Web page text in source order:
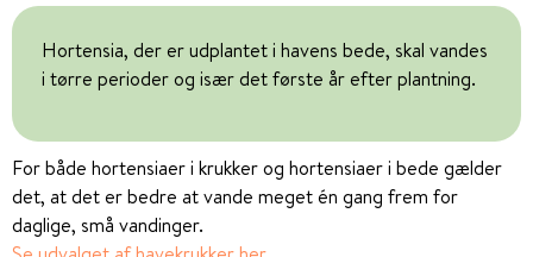
Hortensia, der er udplantet i havens bede, skal vandes
i tørre perioder og især det første år efter plantning.
For både hortensiaer i krukker og hortensiaer i bede gælder
det, at det er bedre at vande meget én gang frem for
daglige, små vandinger.